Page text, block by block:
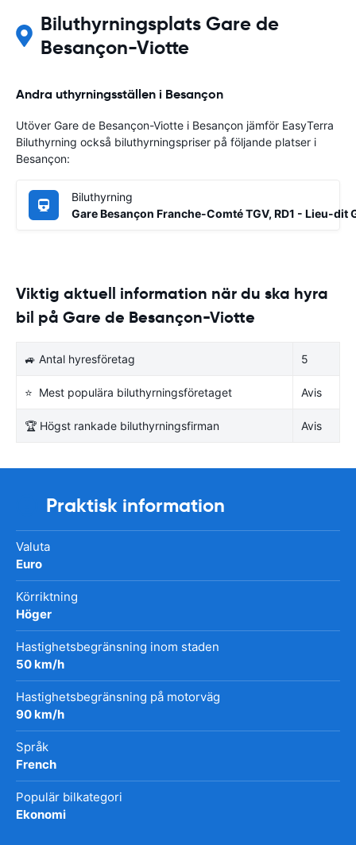
Biluthyrningsplats Gare de
Besançon-Viotte
Andra uthyrningsställen i Besançon
Utöver Gare de Besançon-Viotte i Besançon jämför EasyTerra
Biluthyrning också biluthyrningspriser på följande platser i
Besançon:
Biluthyrning
Gare Besançon Franche-Comté TGV, RD1 - Lieu-
Viktig aktuell information när du ska hyra
bil på Gare de Besançon-Viotte
🚙 Antal hyresföretag 5
⭐ Mest populära biluthyrningsföretaget Avis
🏆 Högst rankade biluthyrningsfirman Avis
Praktisk information
Valuta
Euro
Körriktning
Höger
Hastighetsbegränsning inom staden
50 km/h
Hastighetsbegränsning på motorväg
90 km/h
Språk
French
Populär bilkategori
Ekonomi